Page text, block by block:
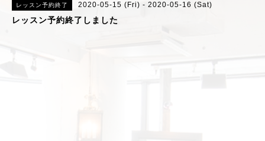
レッスン予約終了 2020-05-15 (Fri) - 2020-05-16 (Sat)
レッスン予約終了しました